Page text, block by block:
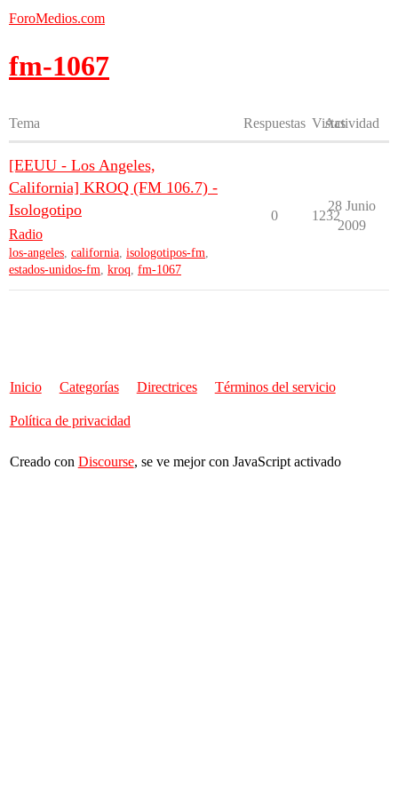
ForoMedios.com
fm-1067
Tema Respuestas Vistas
Actividad
[EEUU - Los Angeles,
California] KROQ (FM 106.7) -
Isologotipo
Radio
los-angeles, california, isologotipos-fm,
estados-unidos-fm, kroq, fm-1067
0 1232
28 Junio
2009
Inicio Categorías Directrices Términos del servicio
Política de privacidad
Creado con Discourse, se ve mejor con JavaScript activado